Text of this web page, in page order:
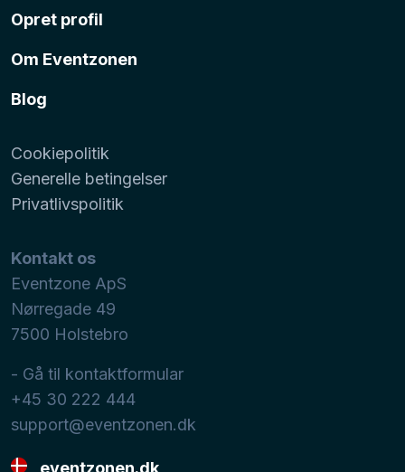
Opret profil
Om Eventzonen
Blog
Cookiepolitik
Generelle betingelser
Privatlivspolitik
Kontakt os
Eventzone ApS
Nørregade 49
7500 Holstebro
- Gå til kontaktformular
+45 30 222 444
support@eventzonen.dk
eventzonen.dk